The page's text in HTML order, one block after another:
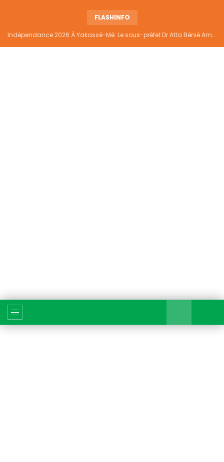
FLASHINFO
Indépendance 2026 À Yakassé-Mé: Le sous-préfet Dr Atta Bénié Amédé appelle à l’unité, à la sécurité et au développement